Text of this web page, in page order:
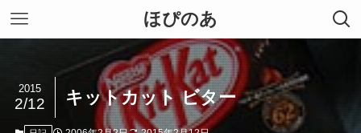
ほぴのあ
キットカット ビター
2015
2/12